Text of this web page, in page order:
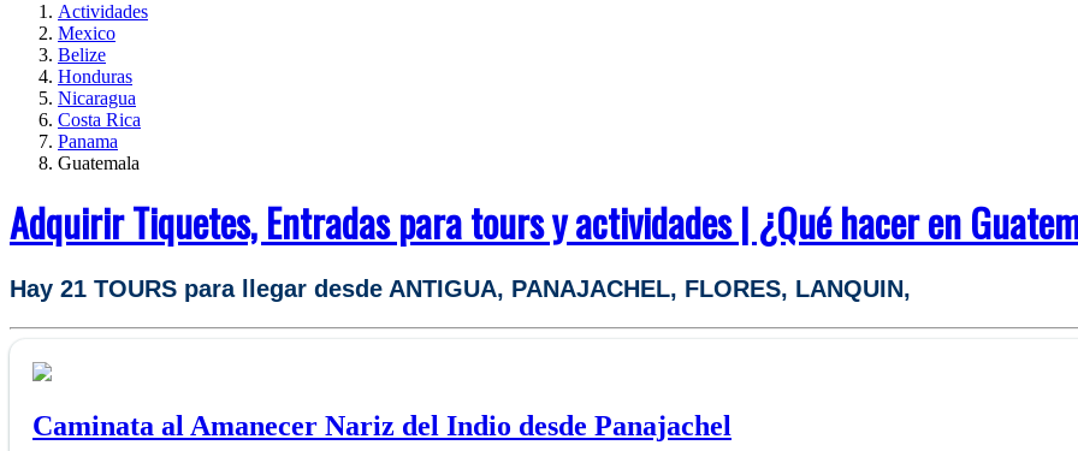
Actividades
Mexico
Belize
Honduras
Nicaragua
Costa Rica
Panama
Guatemala
Adquirir Tiquetes, Entradas para tours y actividades | ¿Qué hacer en
Hay 21 TOURS para llegar desde ANTIGUA, PANAJACHEL, FLORES, LANQUIN,
Caminata al Amanecer Nariz del Indio desde Panajachel